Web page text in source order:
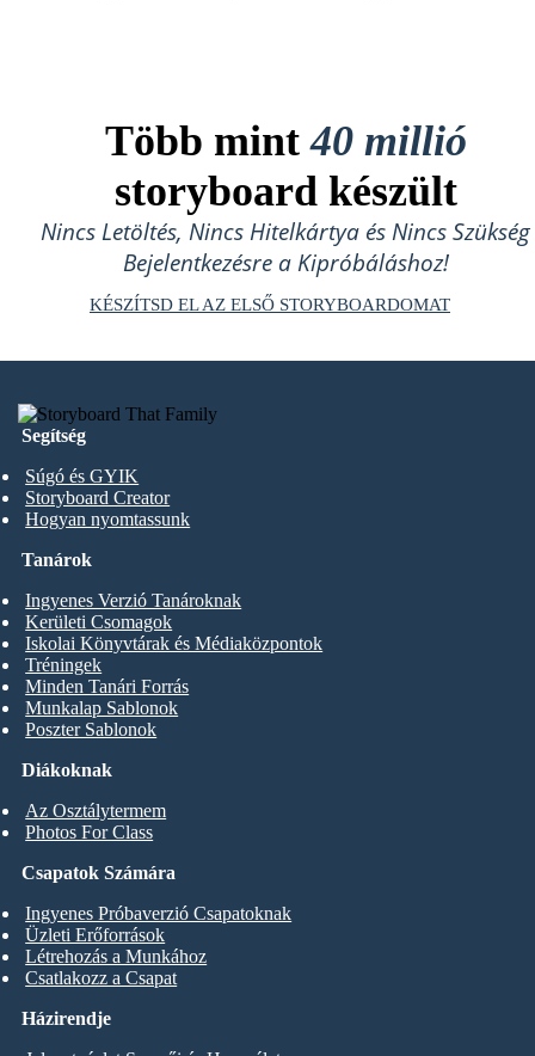
Több mint40 millió
storyboard készült
Nincs Letöltés, Nincs Hitelkártya és Nincs Szükség
Bejelentkezésre a Kipróbáláshoz!
KÉSZÍTSD EL AZ ELSŐ STORYBOARDOMAT
Segítség
Súgó és GYIK
Storyboard Creator
Hogyan nyomtassunk
Diákoknak
Az Osztálytermem
Photos For Class
Tanárok
Ingyenes Verzió Tanároknak
Kerületi Csomagok
Iskolai Könyvtárak és Médiaközpontok
Tréningek
Minden Tanári Forrás
Munkalap Sablonok
Poszter Sablonok
Csapatok Számára
Ingyenes Próbaverzió Csapatoknak
Üzleti Erőforrások
Létrehozás a Munkához
Csatlakozz a Csapat
Házirendje